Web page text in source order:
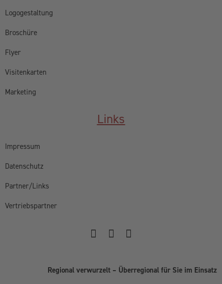
Logogestaltung
Broschüre
Flyer
Visitenkarten
Marketing
Links
Impressum
Datenschutz
Partner/Links
Vertriebspartner
Regional verwurzelt – Überregional für Sie im Einsatz